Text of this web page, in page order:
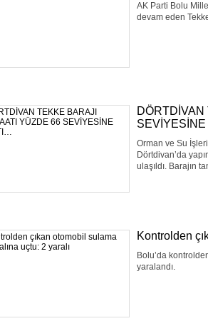
AK Parti Bolu
devam eden
Orman ve Su
Dörtdivan’da
ulaşıldı. Barajın
Kontrolden
Bolu’da
yaralandı.